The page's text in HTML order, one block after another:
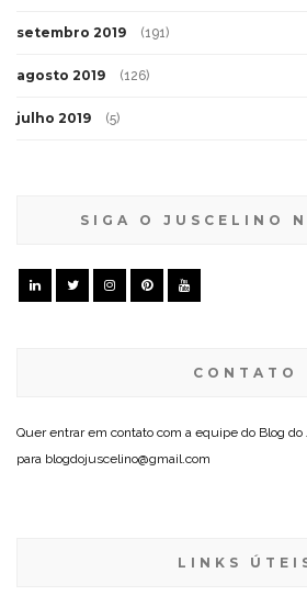
setembro 2019 (191)
agosto 2019 (126)
julho 2019 (5)
SIGA O JUSCELINO
CONTATO
Quer entrar em contato com a equipe do Blog
para blogdojuscelino@gmail.com
LINKS